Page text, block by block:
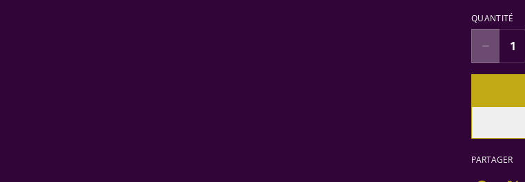
QUANTITÉ
PARTAGER